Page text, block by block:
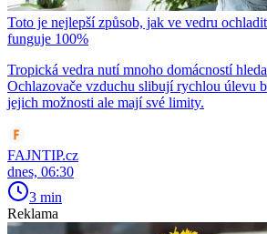
Toto je nejlepší způsob, jak ve vedru
funguje 100%
Tropická vedra nutí mnoho domácností
Ochlazovače vzduchu slibují rychlou úlevu
jejich možnosti ale mají své limity.
FAJNTIP.cz
dnes, 06:30
3 min
Reklama